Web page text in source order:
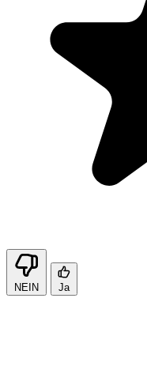
NEIN Ja